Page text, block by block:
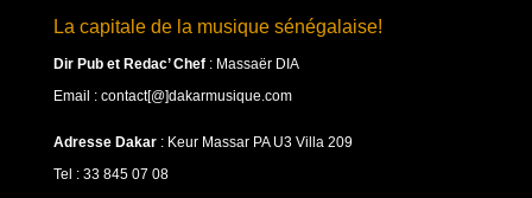
La capitale de la musique sénégalaise!
Dir Pub et Redac’ Chef: Massaër DIA
Email : contact[@]dakarmusique.com
Adresse Dakar: Keur Massar PA U3 Villa 209
Tel : 33 845 07 08